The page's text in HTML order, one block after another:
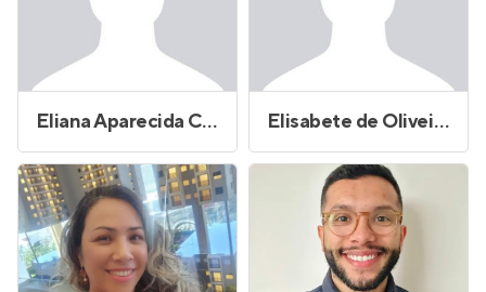
Eliana Aparecida Cardoso Cavalari Elisabete de Oliveira